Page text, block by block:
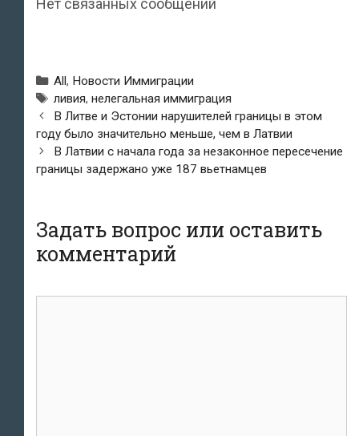
Нет связанных сообщений
Рубрики
All, Новости Иммиграции
Метки
ливия,нелегальная иммиграция
Навигация
по
записям
В Литве и Эстонии нарушителей границы в этом
году было значительно меньше, чем в Латвии
В Латвии с начала года за незаконное пересечение
границы задержано уже 187 вьетнамцев
Задать вопрос или оставить
комментарий